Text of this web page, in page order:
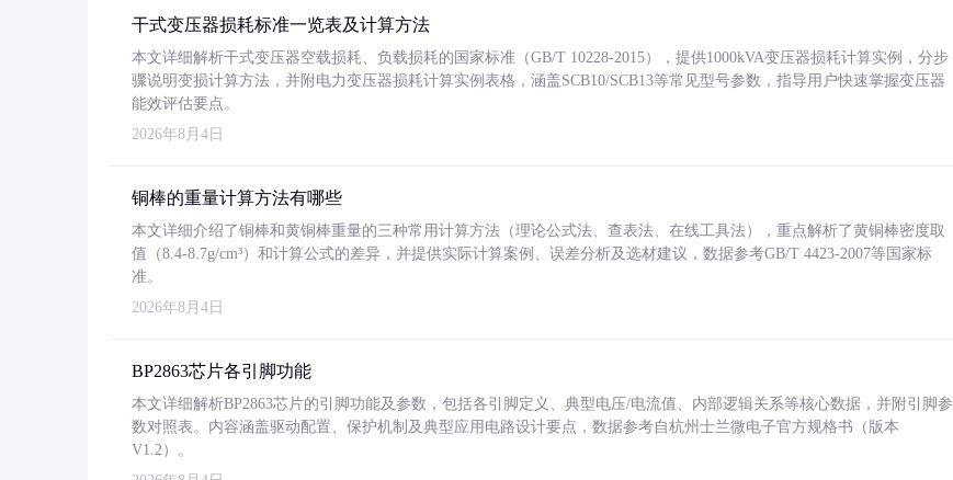
干式变压器损耗标准一览表及计算方法
本文详细解析干式变压器空载损耗、负载损耗的国家标准（GB/T 10228-2015），提供1000kVA变压器损耗计算实例，分步
骤说明变损计算方法，并附电力变压器损耗计算实例表格，涵盖SCB10/SCB13等常见型号参数，指导用户快速掌握变压器
能效评估要点。
2026年8月4日
铜棒的重量计算方法有哪些
本文详细介绍了铜棒和黄铜棒重量的三种常用计算方法（理论公式法、查表法、在线工具法），重点解析了黄铜棒密度取
值（8.4-8.7g/cm³）和计算公式的差异，并提供实际计算案例、误差分析及选材建议，数据参考GB/T 4423-2007等国家标
准。
2026年8月4日
BP2863芯片各引脚功能
本文详细解析BP2863芯片的引脚功能及参数，包括各引脚定义、典型电压/电流值、内部逻辑关系等核心数据，并附引脚参
数对照表。内容涵盖驱动配置、保护机制及典型应用电路设计要点，数据参考自杭州士兰微电子官方规格书（版本
V1.2）。